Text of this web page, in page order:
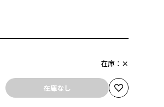
在庫： ×
在庫なし